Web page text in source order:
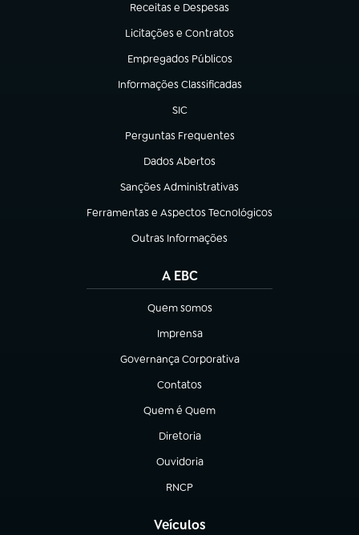
Receitas e Despesas
(abre em nova aba)
Licitações e Contratos
(abre em nova aba)
Empregados Públicos
(abre em nova aba)
Informações Classificadas
(abre em nova aba)
SIC
(abre em nova aba)
Perguntas Frequentes
(abre em nova aba)
Dados Abertos
(abre em nova aba)
Sanções Administrativas
(abre em nova aba)
Ferramentas e Aspectos Tecnológicos
(abre em nova aba)
Outras Informações
(abre em nova aba)
A EBC
Quem somos
(abre em nova aba)
Imprensa
(abre em nova aba)
Governança Corporativa
(abre em nova aba)
Contatos
(abre em nova aba)
Quem é Quem
(abre em nova aba)
Diretoria
(abre em nova aba)
Ouvidoria
(abre em nova aba)
RNCP
(abre em nova aba)
Veículos